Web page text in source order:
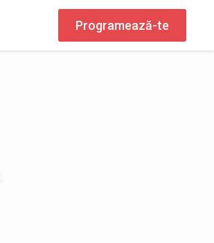
Programează-te